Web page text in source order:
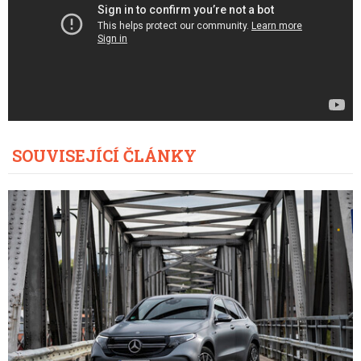
SOUVISEJÍCÍ ČLÁNKY